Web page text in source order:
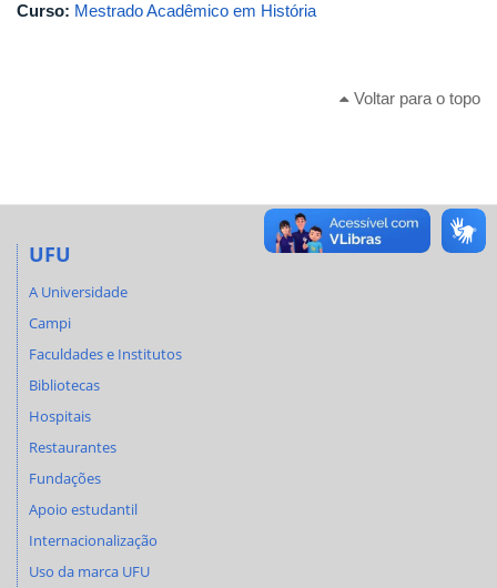
Curso: Mestrado Acadêmico em História
Voltar para o topo
UFU
A Universidade
Campi
Faculdades e Institutos
Bibliotecas
Hospitais
Restaurantes
Fundações
Apoio estudantil
Internacionalização
Uso da marca UFU